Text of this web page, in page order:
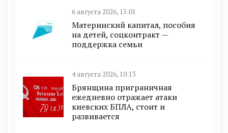
6 августа 2026, 15:01
Материнский капитал, пособия
на детей, соцконтракт —
поддержка семьи
4 августа 2026, 10:13
Брянщина приграничная
ежедневно отражает атаки
киевских БПЛА, стоит и
развивается